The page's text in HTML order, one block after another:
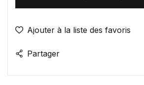
Ajouter à la liste des favoris
Partager